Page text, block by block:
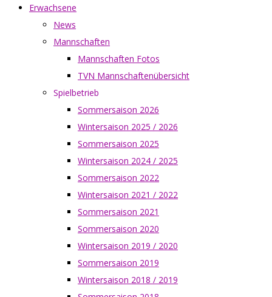
Erwachsene
News
Mannschaften
Mannschaften Fotos
TVN Mannschaftenübersicht
Spielbetrieb
Sommersaison 2026
Wintersaison 2025 / 2026
Sommersaison 2025
Wintersaison 2024 / 2025
Sommersaison 2022
Wintersaison 2021 / 2022
Sommersaison 2021
Sommersaison 2020
Wintersaison 2019 / 2020
Sommersaison 2019
Wintersaison 2018 / 2019